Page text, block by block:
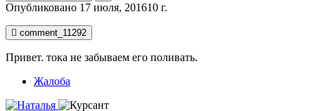
Опубликовано 17 июля, 201610 г.
comment_11292
Привет. тока не забываем его поливать.
Жалоба